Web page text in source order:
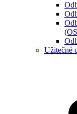
Užitečné